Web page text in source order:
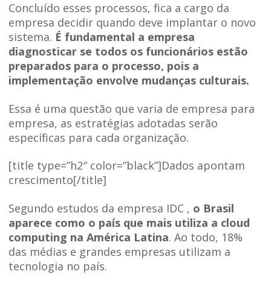
Concluído esses processos, fica a cargo da
empresa decidir quando deve implantar o novo
sistema. É fundamental a empresa
diagnosticar se todos os funcionários estão
preparados para o processo, pois a
implementação envolve mudanças culturais.
Essa é uma questão que varia de empresa para
empresa, as estratégias adotadas serão
específicas para cada organização.
[title type=”h2″ color=”black”]Dados apontam
crescimento[/title]
Segundo estudos da empresa IDC , o Brasil
aparece como o país que mais utiliza a cloud
computing na América Latina. Ao todo, 18%
das médias e grandes empresas utilizam a
tecnologia no país.